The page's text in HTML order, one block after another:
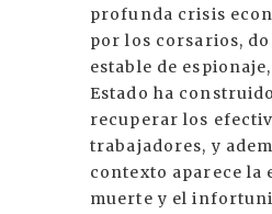
profunda crisis
por los corsarios,
estable de
Estado ha
recuperar los
trabajadores, y
contexto aparece la
muerte y el